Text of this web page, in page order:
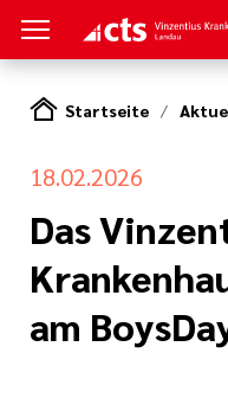
und
und
Startseite
18.02.2026
Das
am